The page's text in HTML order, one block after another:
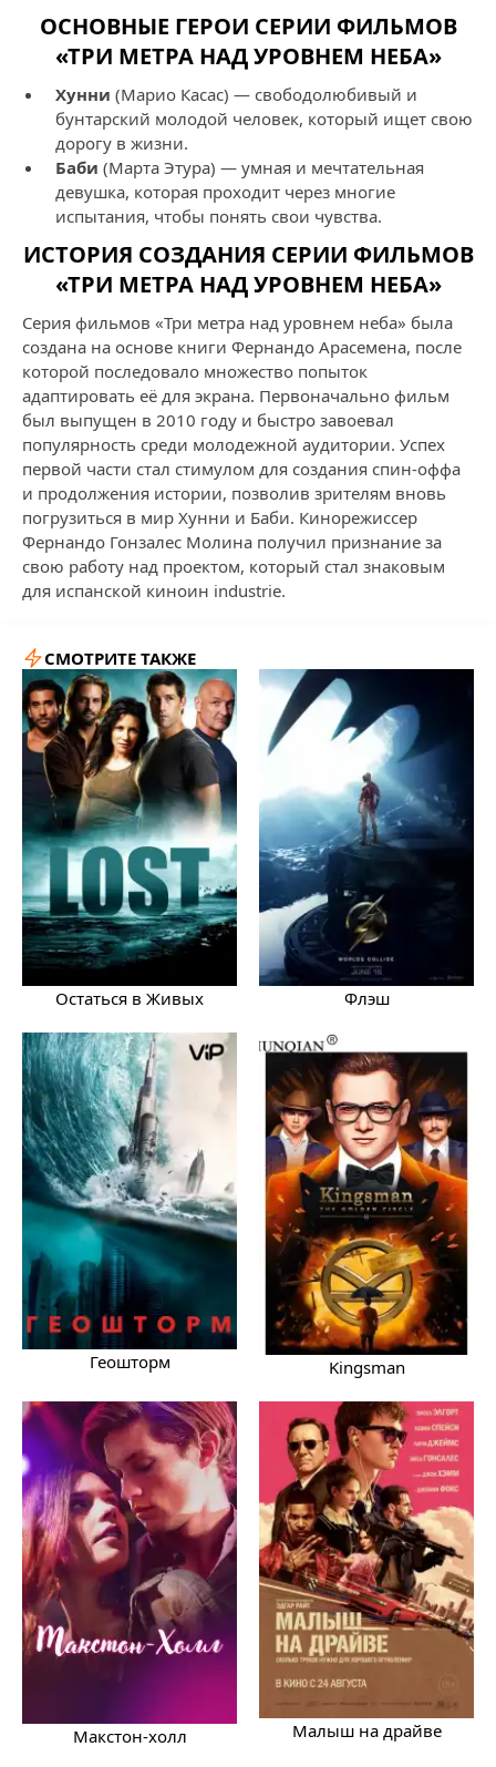
ОСНОВНЫЕ ГЕРОИ СЕРИИ ФИЛЬМОВ
«ТРИ МЕТРА НАД УРОВНЕМ НЕБА»
Хунни (Марио Касас) — свободолюбивый и
бунтарский молодой человек, который ищет свою
дорогу в жизни.
Баби (Марта Этура) — умная и мечтательная
девушка, которая проходит через многие
испытания, чтобы понять свои чувства.
ИСТОРИЯ СОЗДАНИЯ СЕРИИ ФИЛЬМОВ
«ТРИ МЕТРА НАД УРОВНЕМ НЕБА»
Серия фильмов «Три метра над уровнем неба» была
создана на основе книги Фернандо Арасемена, после
которой последовало множество попыток
адаптировать её для экрана. Первоначально фильм
был выпущен в 2010 году и быстро завоевал
популярность среди молодежной аудитории. Успех
первой части стал стимулом для создания спин-оффа
и продолжения истории, позволив зрителям вновь
погрузиться в мир Хунни и Баби. Кинорежиссер
Фернандо Гонзалес Молина получил признание за
свою работу над проектом, который стал знаковым
для испанской киноин industrie.
СМОТРИТЕ ТАКЖЕ
Остаться в Живых Флэш
Геошторм Kingsman
Макстон-холл Малыш на драйве